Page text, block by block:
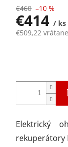
€460 –10 %
€414/ ks
€509,22
Elektrický
rekuperátory